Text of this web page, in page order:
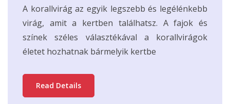
A korallvirág az egyik legszebb és legélénkebb
virág, amit a kertben találhatsz. A fajok és
színek széles választékával a korallvirágok
életet hozhatnak bármelyik kertbe
Read Details